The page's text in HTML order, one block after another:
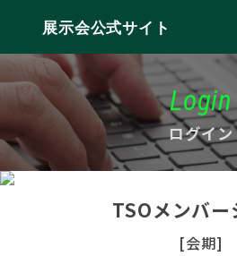
展示会公式サイト
Login
ログイン
TSOメンバー
[会期]